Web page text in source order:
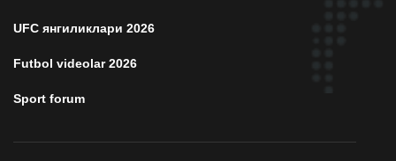
UFC янгиликлари 2026
Futbol videolar 2026
Sport forum